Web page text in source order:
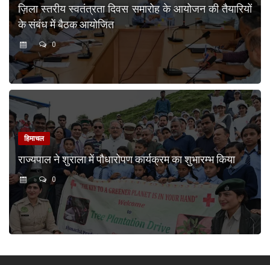
ज़िला स्तरीय स्वतंत्रता दिवस समारोह के आयोजन की तैयारियों
के संबंध में बैठक आयोजित
0
हिमाचल
राज्यपाल ने शुराला में पौधारोपण कार्यक्रम का शुभारम्भ किया
0